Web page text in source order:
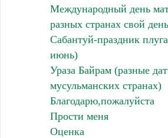
Международный день
разных странах свой
Сабантуй-праздник
июнь)
Ураза Байрам (разные
мусульманских странах)
Благодарю,пожалуйста
Прости меня
Оценка